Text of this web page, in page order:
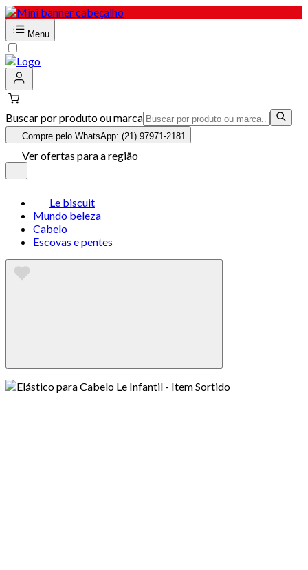
Menu
Buscar por produto ou marca
Compre pelo WhatsApp: (21) 97971-2181
Ver ofertas para a região
Le biscuit
Mundo beleza
Cabelo
Escovas e pentes